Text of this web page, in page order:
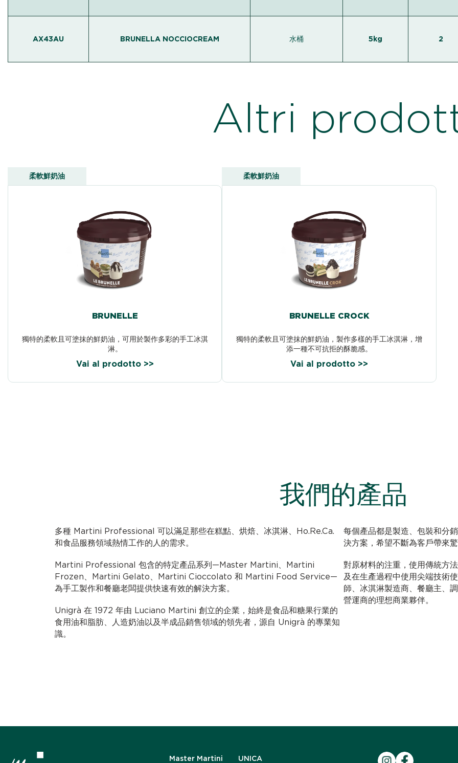
AX43AU BRUNELLA NOCCIOCREAM 水桶 5kg 2
Altri
柔軟鮮奶油
BRUNELLE
獨特的柔軟且可塗抹的鮮奶油，可用於製作多彩的手工冰淇
淋。
Vai al prodotto >>
柔軟鮮奶油
BRUNELLE CROCK
獨特的柔軟且可塗抹的鮮奶油，製作多樣的手工冰淇淋，增
添一種不可抗拒的酥脆感。
Vai al prodotto >>
我們的產品
多種 Martini Professional 可以滿足那些在糕點、烘焙、冰淇淋、Ho.Re.Ca.
和食品服務領域熱情工作的人的需求。
Martini Professional 包含的特定產品系列—Master Martini、Martini
Frozen、Martini Gelato、Martini Cioccolato 和 Martini Food Service—
為手工製作和餐廳老闆提供快速有效的解決方案。
Unigrà 在 1972 年由 Luciano Martini 創立的企業，始終是食品和糖果行業的
食用油和脂肪、人造奶油以及半成品銷售領域的領先者，源自 Unigrà 的專業知
識。
每個產品都是製造、包裝和分
決方案，希望不斷為客戶帶來
對原材料的注重，使用傳統方
及在生產過程中使用尖端技
師、冰淇淋製造商、餐廳主、
營運商的理想商業夥伴。
Master Martini UNICA